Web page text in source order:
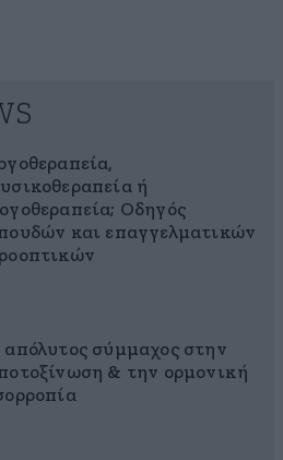
ή
Οδηγός
και επαγγελματικών
σύμμαχος στην
& την ορμονική